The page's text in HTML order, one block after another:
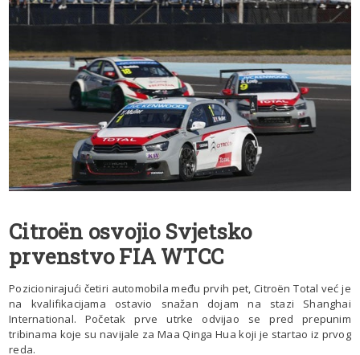
Citroën osvojio Svjetsko
prvenstvo FIA WTCC
Pozicionirajući četiri automobila među prvih pet, Citroën Total već je
na kvalifikacijama ostavio snažan dojam na stazi Shanghai
International. Početak prve utrke odvijao se pred prepunim
tribinama koje su navijale za Maa Qinga Hua koji je startao iz prvog
reda.